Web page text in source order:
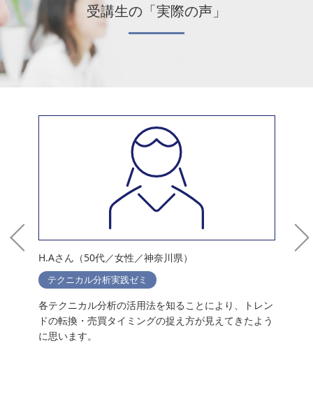
受講生の「実際の声」
H.Aさん（50代／女性／神奈川県）
テクニカル分析実践ゼミ
各テクニカル分析の活用法を知ることにより、トレン
ドの転換・売買タイミングの捉え方が見えてきたよう
に思います。